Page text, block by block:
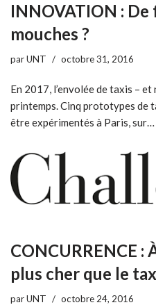
INNOVATION :
mouches ?
parUNT octobre 31, 2016
En 2017, l’envolée de taxis –
printemps. Cinq prototypes de
être expérimentés à Paris, sur…
CONCURRENCE :
plus cher que le
parUNT octobre 24, 2016